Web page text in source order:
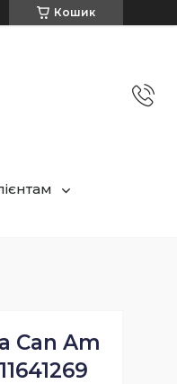
Кошик
Can Am